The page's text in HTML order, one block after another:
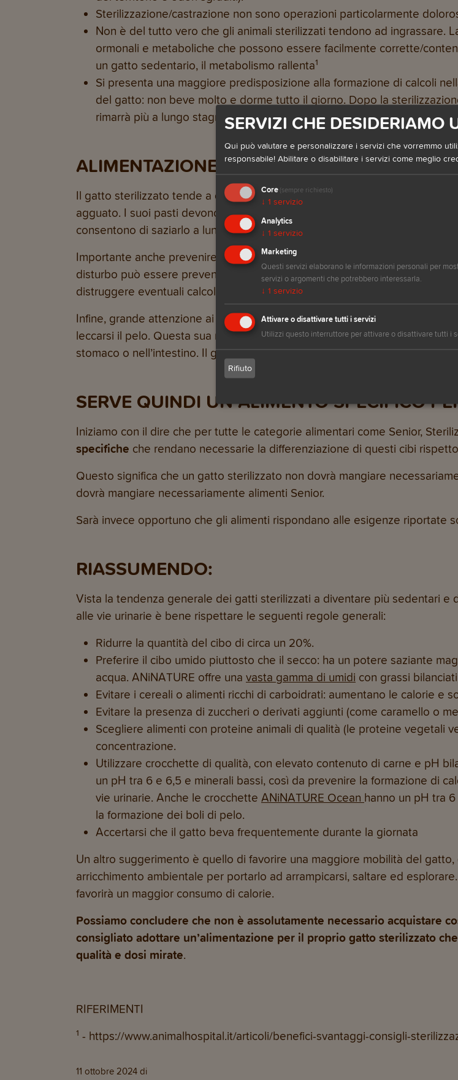
Sterilizzazione/castrazione non sono operazioni particolarmente
Non è del tutto vero che gli animali sterilizzati tendono ad ingrassare.
ormonali e metaboliche che possono essere facilmente corrette/
un gatto sedentario, il metabolismo rallenta1
Si presenta una maggiore predisposizione alla formazione di calcoli
del gatto: non beve molto e dorme tutto il giorno. Dopo la
rimarrà più a lungo stagnante nella vescica.
ALIMENTAZIONE PER GATTI STERILIZZATI
Il gatto sterilizzato tende a diventare un po’ più pigro, quindi bisogna fare
agguato. I suoi pasti devono essere leggeri e a
consentono di saziarlo a lungo.
Importante anche prevenire la
cistite, che nei mici sterilizzati ha spesso
disturbo può essere prevenuto con l’aiuto del cibo: i croccantini giusti
distruggere eventuali calcoli.
Infine, grande attenzione ai
boli di pelo: in seguito alla sterilizzazione, il
leccarsi il pelo. Questa sua normale abitudine alla pulizia, associata al
stomaco o nell’intestino. Il giusto apporto di fibre è molto utile ed
SERVE QUINDI UN ALIMENTO SPECIFICO
Iniziamo con il dire che per tutte le categorie alimentari come Senior,
specifiche che rendano necessarie la differenziazione di questi cibi
Questo significa che un gatto sterilizzato non dovrà mangiare
dovrà mangiare necessariamente alimenti Senior.
Sarà invece opportuno che gli alimenti rispondano alle esigenze riportate
RIASSUMENDO:
Vista la tendenza generale dei gatti sterilizzati a diventare più sedentari e
alle vie urinarie è bene rispettare le seguenti regole generali:
Ridurre la quantità del cibo di circa un 20%.
Preferire il cibo umido piuttosto che il secco: ha un potere saziante
acqua. ANiNATURE offre una vasta gamma di umidi con grassi
Evitare i cereali o alimenti ricchi di carboidrati: aumentano le calorie e
Evitare la presenza di zuccheri o derivati aggiunti (come caramello o
Scegliere alimenti con proteine animali di qualità (le proteine vegetali
concentrazione.
Utilizzare crocchette di qualità, con elevato contenuto di carne e pH
un pH tra 6 e 6,5 e minerali bassi, così da prevenire la formazione di
vie urinarie. Anche le crocchette ANiNATURE Ocean hanno un pH tra
la formazione dei boli di pelo.
Accertarsi che il gatto beva frequentemente durante la giornata
Un altro suggerimento è quello di favorire una maggiore mobilità del
arricchimento ambientale per portarlo ad arrampicarsi, saltare ed
favorirà un maggior consumo di calorie.
Possiamo concludere che non è assolutamente necessario acquistare
consigliato adottare un’alimentazione per il proprio gatto sterilizzato
qualità e dosi mirate.
RIFERIMENTI
1 - https://www.animalhospital.it/articoli/benefici-svantaggi-consigli-
11 ottobre 2024 di
SERVIZI CHE DESIDERIAMO
Qui può valutare e personalizzare i servizi che vorremmo
responsabile! Abilitare o disabilitare i servizi come meglio
Core (sempre richiesto)
↓ 1 servizio
Analytics
↓ 1 servizio
Marketing
Questi servizi elaborano le informazioni personali per
servizi o argomenti che potrebbero interessarla.
↓ 1 servizio
Attivare o disattivare tutti i servizi
Utilizzi questo interruttore per attivare o disattivare tutti i
Rifiuto